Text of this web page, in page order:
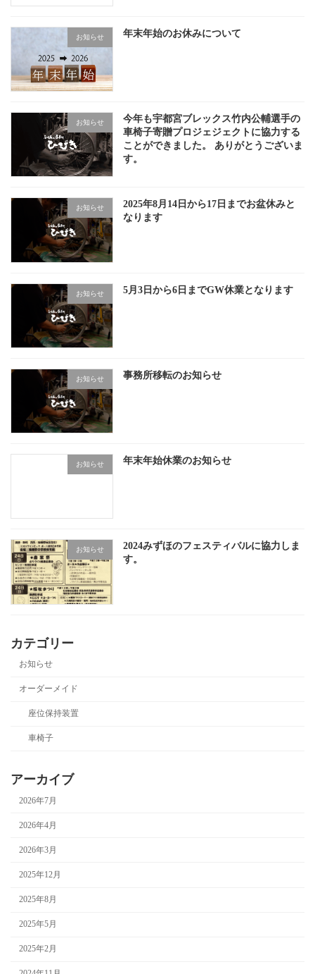
お知らせ 年末年始のお休みについて
お知らせ
今年も宇都宮ブレックス竹内公輔選手の
車椅子寄贈プロジェジェクトに協力する
ことができました。 ありがとうございま
す。
お知らせ
2025年8月14日から17日までお盆休みと
なります
お知らせ 5月3日から6日までGW休業となります
お知らせ 事務所移転のお知らせ
お知らせ 年末年始休業のお知らせ
お知らせ
2024みずほのフェスティバルに協力しま
す。
カテゴリー
お知らせ
オーダーメイド
座位保持装置
車椅子
アーカイブ
2026年7月
2026年4月
2026年3月
2025年12月
2025年8月
2025年5月
2025年2月